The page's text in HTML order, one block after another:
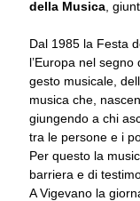
della Musica ,
Dal 1985 la Festa
l’Europa nel
gesto musicale,
musica che,
giungendo a chi
tra le persone e i
Per questo la
barriera e di
A Vigevano la